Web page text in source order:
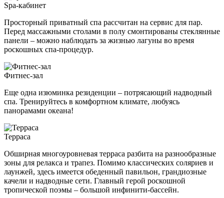
Spa-кабинет
Просторный приватный спа рассчитан на сервис для пар.
Перед массажными столами в полу смонтированы стеклянные
панели – можно наблюдать за жизнью лагуны во время
роскошных спа-процедур.
Фитнес-зал
Еще одна изюминка резиденции – потрясающий надводный
спа. Тренируйтесь в комфортном климате, любуясь
панорамами океана!
Терраса
Обширная многоуровневая терраса разбита на разнообразные
зоны для релакса и трапез. Помимо классических соляриев и
лаунжей, здесь имеется обеденный павильон, грандиозные
качели и надводные сети. Главный герой роскошной
тропической поэмы – большой инфинити-бассейн.